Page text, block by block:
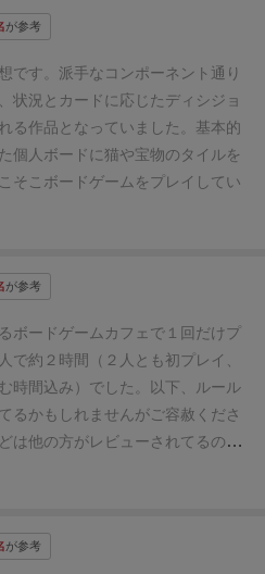
りみたいな色んな効果がありま
追加得点となるカードです。
表面にして公開し、自分だけに効
て自分の前に置いておきゲーム終
黄色のカード と茶色のカードの効
、ラウンド終了です。残っていた
て、次のラウンドに進みます。お
る～ラウンド終了処理
無いので、やってて新鮮だなーと
出しますが、ドラフト要素がある
という意見が多かったです。 ゲー
すが全然勝てない…自分がドラフ
しれないけど勝てない。でもゲー
す。難点を挙げると、箱がデカい
。
と買うなら日本語版推奨です、プ
るらしいですが再販祈ってます。
として細かいことを考えずにプレ
算式を2乗。六匹なら36点・ラウ
20-19-18-17-16
、タイル配置を頑張っても全体の
まらない事で、キッチリ全部埋
終盤面がスカスカだと気分が満た
。 (ゲーム途中で全部埋まってしま
がなくなるので、ゲームの設計と
なのでしょうけど。)タイル配置ゲ
面白いと思います。
インタラクシ
ですね。
好きかなー。ピッタリ埋めたいか
配置が面白い。 猫だらけ。猫好き
気になる点勝ちにこだわるなら、
の注意を払うべし。 盤面はタイル
全部埋めたい派は少々残念な気持
い点特に無し。
期に決断する必要がある。
コスト(3or5)がかかる。また、多
中から何を購入し、どの猫を救出
しい。
くなってしまう。逆に猫だけ集め
。とてもよくできたバランスのい
心者から上級者まで幅広く楽しめ
ルが複雑すぎると感じる場合は簡
もある。
ル+目標カードの条件を満たすよ
で、ドラフトで回ってきたカード
らえるバスケットを確保し、さら
ース）を同様に魚で獲得すれば船
きる。
猫タイルは5色（+ワイルド
隣接して多数配置するごとにボー
に空いた隙間は基本的にペナルテ
ればならない。
中には勝利点を獲得できる目標が
、インスタントで財宝や魚、追加
るものなど多数の種類があり、ネ
る分と合わせて、手持ちの魚でう
要がある。 基本得点の同色ネコの
宝と、見えているマスのネズミ、
屋の減点に、上記の目標の追加点
の5ラウンドで競う。
、あくまで、いかにタイルを敷き
が参考
です。派手なコンポーネント通り
状況とカードに応じたディシジョ
る作品となっていました。 基本的
個人ボードに猫や宝物のタイルを
そこボードゲームをプレイしてい
ーミング・マーズ』のような要領
パッチワーク』みたいにタイルを
ュアルなのに
ったルールは「バスケット」のル
たマニュアル。
かかわらず色枠で種類が明確に示
ラフトの基準を立てやすいカード
それをカバーするような課題カー
に毎回訪れる「カードを取る
先するか？」の判断の悩ましさ
が参考
ボードゲームカフェで１回だけプ
で約２時間（２人とも初プレイ、
時間込み）でした。以下、ルール
るかもしれませんがご容赦くださ
は他の方がレビューされてるの
点について書きたいと思います。
ランスについてです。
の後、自分の個人ボード（＝船）
が参考